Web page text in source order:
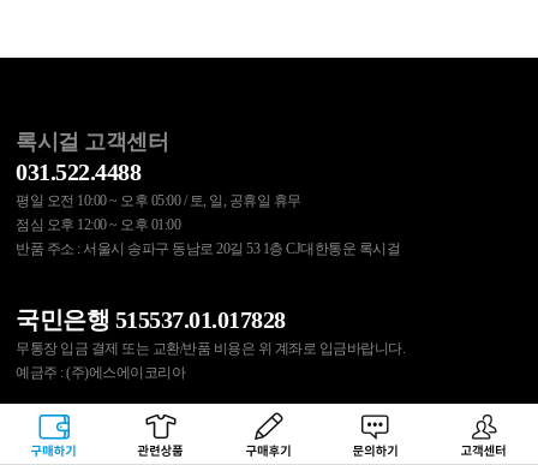
구매하기 관련상품 상품후기 문의하기 고객센터
록시걸 고객센터
031.522.4488
평일 오전 10:00 ~ 오후 05:00 / 토, 일, 공휴일 휴무
점심 오후 12:00 ~ 오후 01:00
반품 주소 : 서울시 송파구 동남로 20길 53 1층 CJ대한통운 록시걸
국민은행 515537.01.017828
무통장 입금 결제 또는 교환/반품 비용은 위 계좌로 입금바랍니다.
예금주 : (주)에스에이코리아
Instargram Facebook